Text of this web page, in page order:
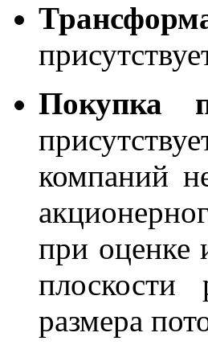
Покупка
компаний
при оценке
размера